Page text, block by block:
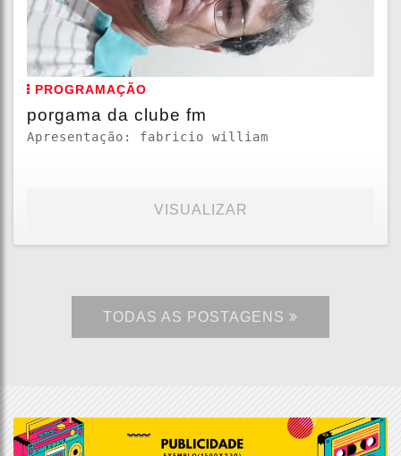
PROGRAMAÇÃO
porgama da clube fm
Apresentação: fabricio william
VISUALIZAR
TODAS AS POSTAGENS